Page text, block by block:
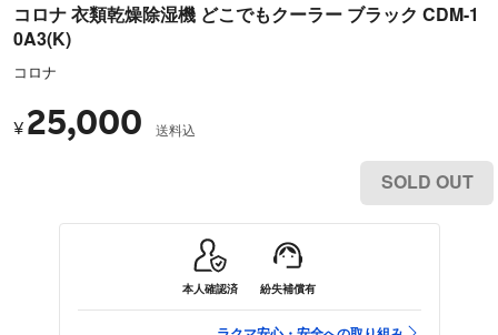
コロナ 衣類乾燥除湿機 どこでもクーラー ブラック CDM-1
0A3(K)
コロナ
¥ 25,000 送料込
SOLD OUT
本人確認済 紛失補償有